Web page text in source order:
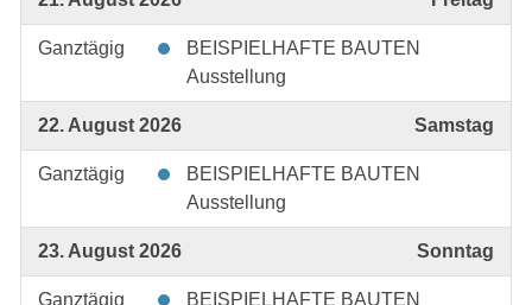
Ganztägig
BEISPIELHAFTE BAUTEN
Ausstellung
22. August 2026 Samstag
Ganztägig
BEISPIELHAFTE BAUTEN
Ausstellung
23. August 2026 Sonntag
Ganztägig
BEISPIELHAFTE BAUTEN